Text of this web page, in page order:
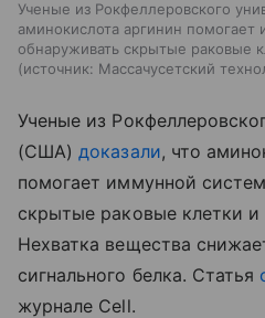
Ученые из Рокфеллеровского
аминокислота аргинин
обнаруживать скрытые раковые
источник: Массачусетский
Ученые из
(США)доказали, что
помогает иммунной
скрытые раковые клетки
Нехватка вещества
сигнального белка. Статья
журнале Cell.